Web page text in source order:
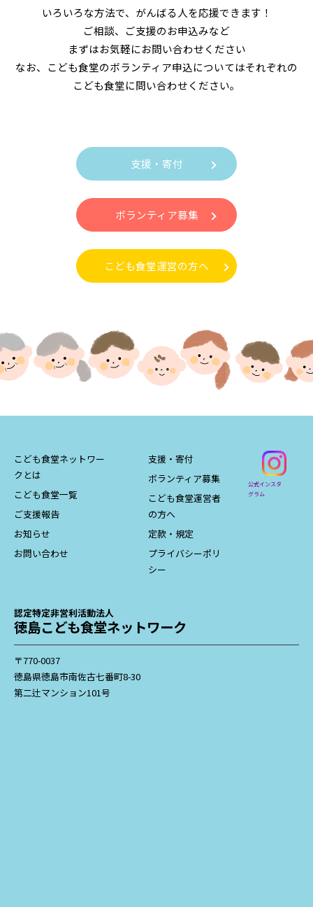
いろいろな方法で、がんばる人を応援できます！
ご相談、ご支援のお申込みなど
まずはお気軽にお問い合わせください
なお、こども食堂のボランティア申込についてはそれぞれの
こども食堂に問い合わせください。
支援・寄付
ボランティア募集
こども食堂運営の方へ
こども食堂ネットワー
クとは
こども食堂一覧
ご支援報告
お知らせ
お問い合わせ
支援・寄付
ボランティア募集
こども食堂運営者
の方へ
定款・規定
プライバシーポリ
シー
公式インスタ
グラム
認定特定非営利活動法人
徳島こども食堂ネットワーク
〒770-0037
徳島県徳島市南佐古七番町8-30
第二辻マンション101号